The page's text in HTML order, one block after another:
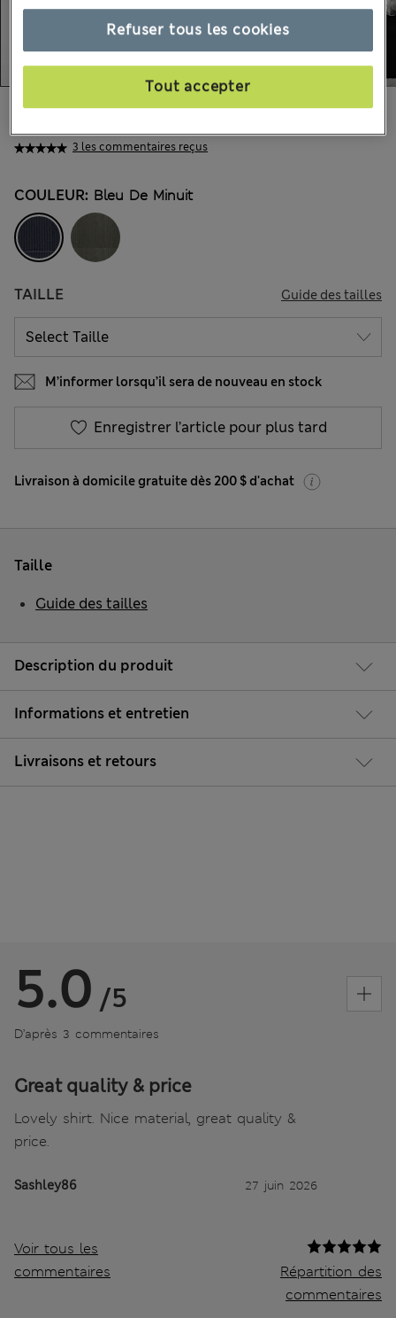
3 les commentaires reçus
CA$81,99
COULEUR: Bleu De Minuit
TAILLE Guide des tailles
M’informer lorsqu’il sera de nouveau en stock
Enregistrer l’article pour plus tard
Livraison à domicile gratuite dès 200 $ d'achat
Description du produit
Informations et entretien
Livraisons et retours
Taille
Guide des tailles
5.0 /5
D’après 3 commentaires
Great quality & price
Lovely shirt. Nice material, great quality &
price.
Sashley86 27 juin 2026
Voir tous les
commentaires
Répartition des
commentaires
Refuser tous les cookies
Tout accepter